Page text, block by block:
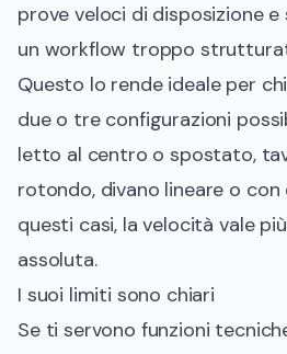
prove veloci di disposizione
un workflow troppo
Questo lo rende ideale per
due o tre configurazioni
letto al centro o spostato,
rotondo, divano lineare o con
questi casi, la velocità vale
assoluta.
I suoi limiti sono chiari
Se ti servono funzioni